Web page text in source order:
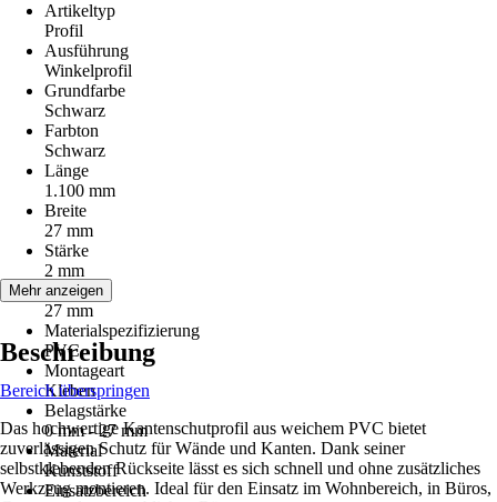
Artikeltyp
Profil
Ausführung
Winkelprofil
Grundfarbe
Schwarz
Farbton
Schwarz
Länge
1.100 mm
Breite
27 mm
Stärke
2 mm
Höhe
27 mm
Materialspezifizierung
PVC
Montageart
Kleben
Belagstärke
0 mm - 27 mm
Material
Kunststoff
Einsatzbereich
Mehr anzeigen
Beschreibung
Bereich überspringen
Das hochwertige Kantenschutprofil aus weichem PVC bietet
zuverlässigen Schutz für Wände und Kanten. Dank seiner
selbstklebenden Rückseite lässt es sich schnell und ohne zusätzliches
Werkzeug montieren. Ideal für den Einsatz im Wohnbereich, in Büros,